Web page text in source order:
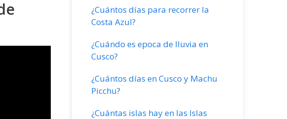
¿Cuántos días para recorrer la
Costa Azul?
¿Cuándo es epoca de lluvia en
Cusco?
¿Cuántos días en Cusco y Machu
Picchu?
¿Cuántas islas hay en las Islas